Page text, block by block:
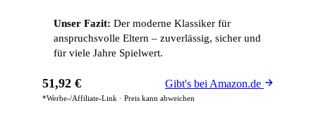
Unser Fazit: Der moderne Klassiker für
anspruchsvolle Eltern – zuverlässig, sicher und
für viele Jahre Spielwert.
51,92 € Gibt's bei Amazon.de
*Werbe-/Affiliate-Link · Preis kann abweichen